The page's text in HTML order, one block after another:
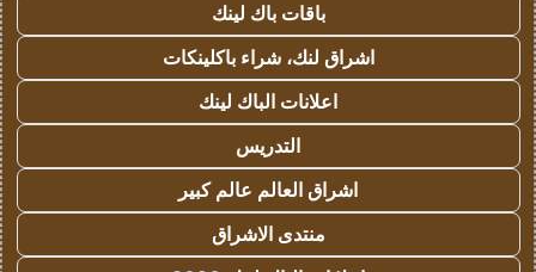
باقات باك لينك
اشراق لنك، شراء باكلينكات
اعلانات الباك لينك
التدريس
اشراق العالم عالم كبير
منتدى الاشراق